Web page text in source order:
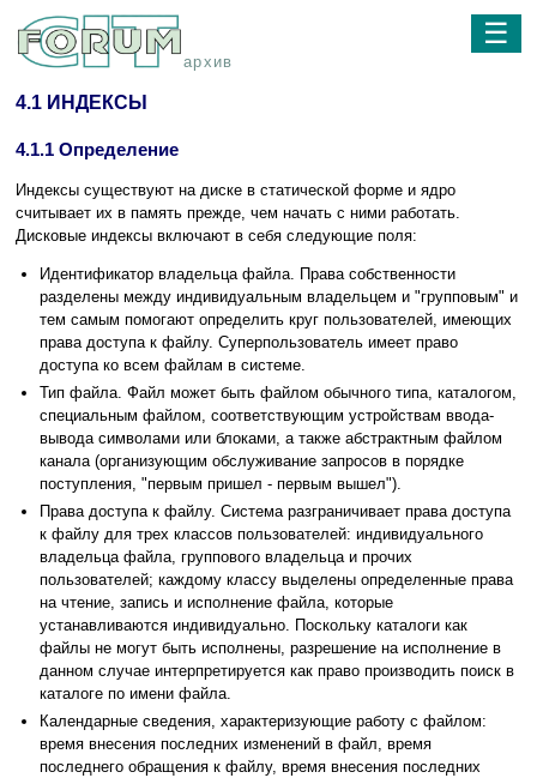
архив
☰
4.1 ИНДЕКСЫ
4.1.1 Определение
Индексы существуют на диске в статической форме и ядро
считывает их в память прежде, чем начать с ними работать.
Дисковые индексы включают в себя следующие поля:
Идентификатор владельца файла. Права собственности
разделены между индивидуальным владельцем и "групповым" и
тем самым помогают определить круг пользователей, имеющих
права доступа к файлу. Суперпользователь имеет право
доступа ко всем файлам в системе.
Тип файла. Файл может быть файлом обычного типа, каталогом,
специальным файлом, соответствующим устройствам ввода-
вывода символами или блоками, а также абстрактным файлом
канала (организующим обслуживание запросов в порядке
поступления, "первым пришел - первым вышел").
Права доступа к файлу. Система разграничивает права доступа
к файлу для трех классов пользователей: индивидуального
владельца файла, группового владельца и прочих
пользователей; каждому классу выделены определенные права
на чтение, запись и исполнение файла, которые
устанавливаются индивидуально. Поскольку каталоги как
файлы не могут быть исполнены, разрешение на исполнение в
данном случае интерпретируется как право производить поиск в
каталоге по имени файла.
Календарные сведения, характеризующие работу с файлом:
время внесения последних изменений в файл, время
последнего обращения к файлу, время внесения последних